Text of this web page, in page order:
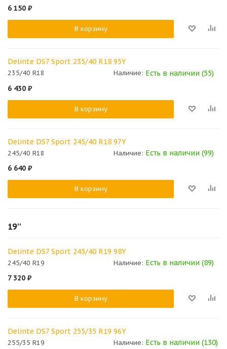
6 150 ₽
В корзину
Delinte DS7 Sport 235/40 R18 95Y
235/40 R18 Наличие: Есть в наличии (55)
6 430 ₽
В корзину
Delinte DS7 Sport 245/40 R18 97Y
245/40 R18 Наличие: Есть в наличии (99)
6 640 ₽
В корзину
19''
Delinte DS7 Sport 245/40 R19 98Y
245/40 R19 Наличие: Есть в наличии (89)
7 320 ₽
В корзину
Delinte DS7 Sport 255/35 R19 96Y
255/35 R19 Наличие: Есть в наличии (130)